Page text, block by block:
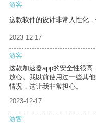
游客
这款软件的设计非常人性化，
2023-12-17
游客
这款加速器app的安全性很
放心。我以前使用过一些其
情况，这让我非常担心。
2023-12-17
游客